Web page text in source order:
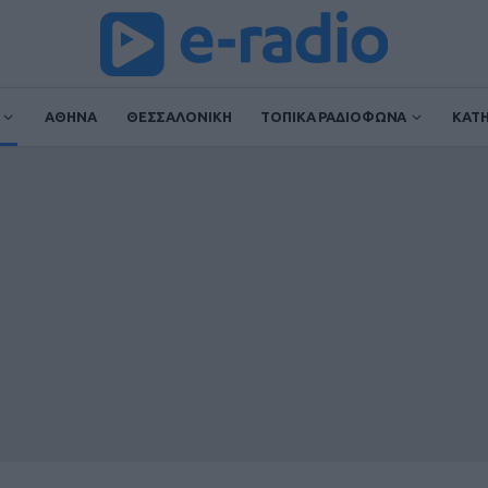
ΑΘΗΝΑ ΘΕΣΣΑΛΟΝΙΚΗ ΤΟΠΙΚΑ ΡΑΔΙΟΦΩΝΑ